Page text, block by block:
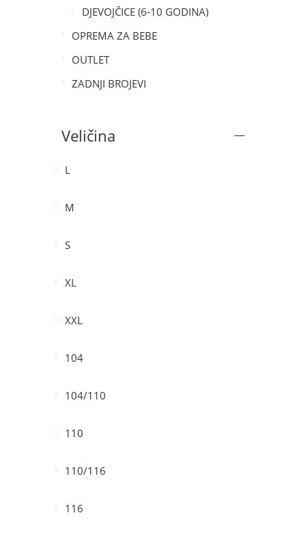
DJEVOJČICE (6-10 GODINA)
OPREMA ZA BEBE
OUTLET
ZADNJI BROJEVI
Veličina
L
M
S
XL
XXL
104
104/110
110
110/116
116